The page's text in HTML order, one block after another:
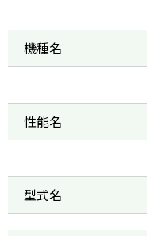
機種名
性能名
型式名